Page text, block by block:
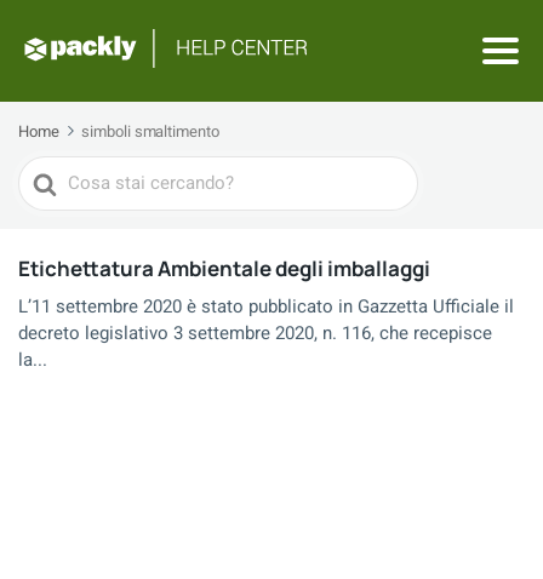
Home simboli smaltimento
Search
For
Etichettatura Ambientale degli imballaggi
L’11 settembre 2020 è stato pubblicato in Gazzetta Ufficiale il
decreto legislativo 3 settembre 2020, n. 116, che recepisce
la...